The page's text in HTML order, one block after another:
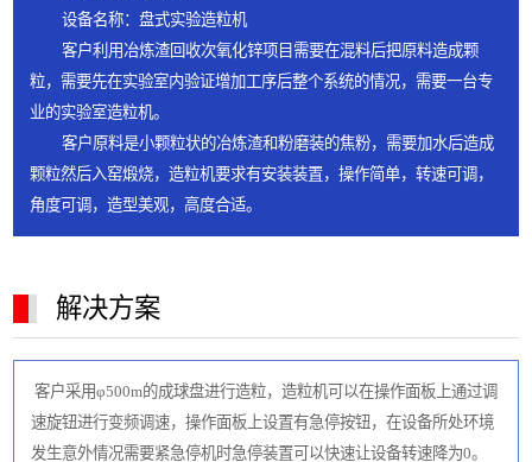
设备名称：盘式实验造粒机
客户利用冶炼渣回收次氧化锌项目需要在混料后把原料造成颗
粒，需要先在实验室内验证增加工序后整个系统的情况，需要一台专
业的实验室造粒机。
客户原料是小颗粒状的冶炼渣和粉磨装的焦粉，需要加水后造成
颗粒然后入窑煅烧，造粒机要求有安装装置，操作简单，转速可调，
角度可调，造型美观，高度合适。
解决方案
客户采用φ500m的成球盘进行造粒，造粒机可以在操作面板上通过调
速旋钮进行变频调速，操作面板上设置有急停按钮，在设备所处环境
发生意外情况需要紧急停机时急停装置可以快速让设备转速降为0。